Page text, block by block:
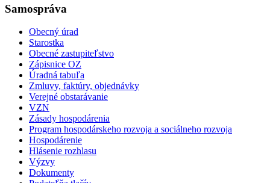
Samospráva
Obecný úrad
Starostka
Obecné zastupiteľstvo
Zápisnice OZ
Úradná tabuľa
Zmluvy, faktúry, objednávky
Verejné obstarávanie
VZN
Zásady hospodárenia
Program hospodárskeho rozvoja a sociálneho rozvoja
Hospodárenie
Hlásenie rozhlasu
Výzvy
Dokumenty